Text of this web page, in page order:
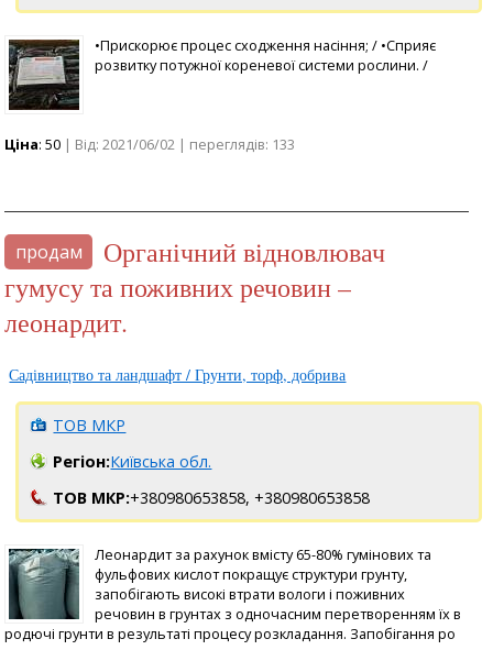
•Прискорює процес сходження насіння; / •Сприяє
розвитку потужної кореневої системи рослини. /
Ціна: 50 | Від: 2021/06/02 | переглядів: 133
продам
Органічний відновлювач
гумусу та поживних речовин –
леонардит.
Садівництво та ландшафт / Грунти, торф, добрива
ТОВ МКР
Регіон:Київська обл.
ТОВ МКР:+380980653858, +380980653858
Леонардит за рахунок вмісту 65-80% гумінових та
фульфових кислот покращує структури грунту,
запобігають високі втрати вологи і поживних
речовин в грунтах з одночасним перетворенням їх в
родючі грунти в результаті процесу розкладання. Запобігання ро